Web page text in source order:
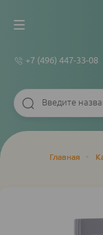
+7 (496) 447-33-08
СтрокаГлавная